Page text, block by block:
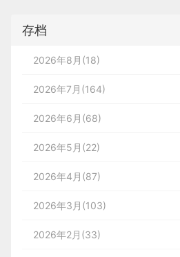
存档
2026年8月(18)
2026年7月(164)
2026年6月(68)
2026年5月(22)
2026年4月(87)
2026年3月(103)
2026年2月(33)